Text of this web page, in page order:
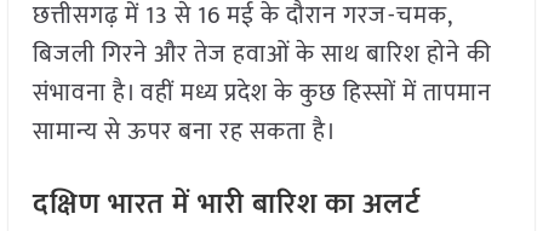
छत्तीसगढ़ में 13 से 16 मई के दौरान गरज-चमक,
बिजली गिरने और तेज हवाओं के साथ बारिश होने की
संभावना है। वहीं मध्य प्रदेश के कुछ हिस्सों में तापमान
सामान्य से ऊपर बना रह सकता है।
दक्षिण भारत में भारी बारिश का अलर्ट